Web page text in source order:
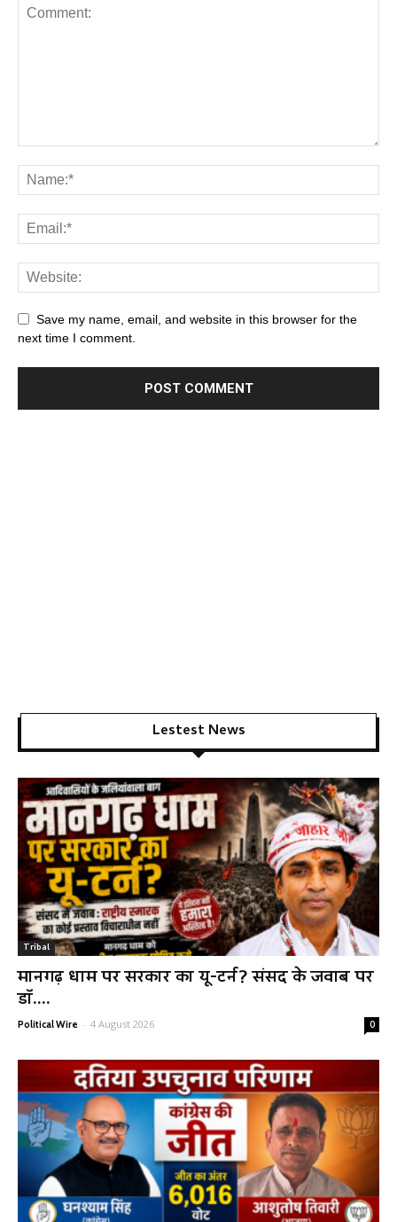
Save my name, email, and website in this browser for the
next time I comment.
Lestest News
Tribal
मानगढ़ धाम पर सरकार का यू-टर्न? संसद के जवाब पर
डॉ....
Political Wire - 4 August 2026 0